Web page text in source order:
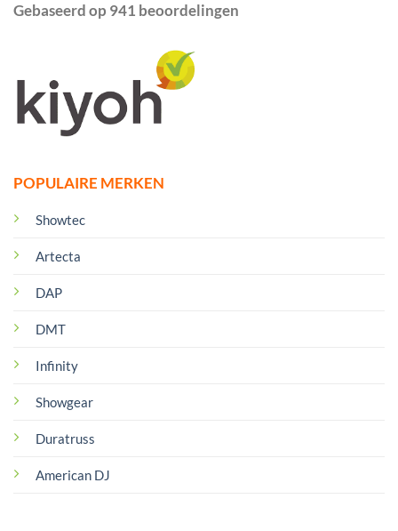
POPULAIRE MERKEN
Showtec
Artecta
DAP
DMT
Infinity
Showgear
Duratruss
American DJ
Gebaseerd op 941 beoordelingen